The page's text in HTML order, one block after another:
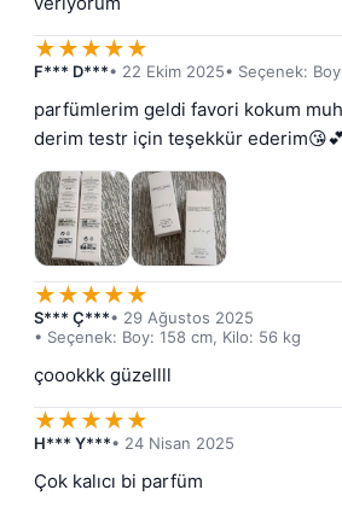
★★★★★
F*** D***• 22 Ekim 2025• Seçenek:
parfümlerim geldi favori kokum
derim testr için teşekkür
★★★★★
S*** Ç***• 29 Ağustos 2025
• Seçenek: Boy: 158 cm, Kilo: 56 kg
çoookkk güzellll
★★★★★
H*** Y***• 24 Nisan 2025
Çok kalıcı bi parfüm